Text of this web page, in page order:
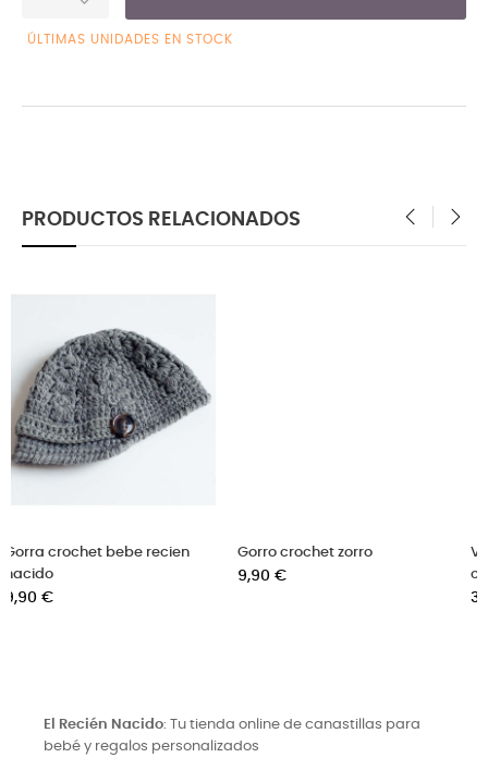
ÚLTIMAS UNIDADES EN STOCK
PRODUCTOS RELACIONADOS
Gorro crochet zorro
Vestido de princesa con
El Recién Nacido: Tu tienda online de canastillas para
bebé y regalos personalizados